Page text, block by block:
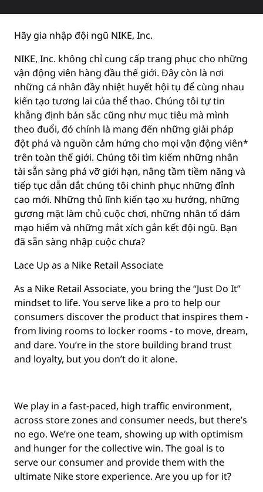
Hãy gia nhập đội ngũ NIKE, Inc.
NIKE, Inc. không chỉ cung cấp trang phục cho những
vận động viên hàng đầu thế giới. Đây còn là nơi
những cá nhân đầy nhiệt huyết hội tụ để cùng nhau
kiến tạo tương lai của thể thao. Chúng tôi tự tin
khẳng định bản sắc cũng như mục tiêu mà mình
theo đuổi, đó chính là mang đến những giải pháp
đột phá và nguồn cảm hứng cho mọi vận động viên*
trên toàn thế giới. Chúng tôi tìm kiếm những nhân
tài sẵn sàng phá vỡ giới hạn, nâng tầm tiềm năng và
tiếp tục dẫn dắt chúng tôi chinh phục những đỉnh
cao mới. Những thủ lĩnh kiến tạo xu hướng, những
gương mặt làm chủ cuộc chơi, những nhân tố dám
mạo hiểm và những mắt xích gắn kết đội ngũ. Bạn
đã sẵn sàng nhập cuộc chưa?
Lace Up as a Nike Retail Associate
As a Nike Retail Associate, you bring the “Just Do It”
mindset to life. You serve like a pro to help our
consumers discover the product that inspires them -
from living rooms to locker rooms - to move, dream,
and dare. You’re in the store building brand trust
and loyalty, but you don’t do it alone.
We play in a fast-paced, high traffic environment,
across store zones and consumer needs, but there’s
no ego. We’re one team, showing up with optimism
and hunger for the collective win. The goal is to
serve our consumer and provide them with the
ultimate Nike store experience. Are you up for it?